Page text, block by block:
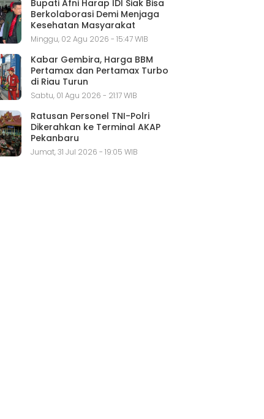
Bupati Afni Harap IDI Siak Bisa
Berkolaborasi Demi Menjaga
Kesehatan Masyarakat
Minggu, 02 Agu 2026 - 15:47 WIB
Kabar Gembira, Harga BBM
Pertamax dan Pertamax Turbo
di Riau Turun
Sabtu, 01 Agu 2026 - 21:17 WIB
Ratusan Personel TNI-Polri
Dikerahkan ke Terminal AKAP
Pekanbaru
Jumat, 31 Jul 2026 - 19:05 WIB